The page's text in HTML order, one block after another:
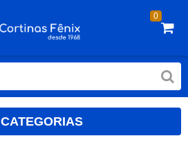
0
CATEGORIAS